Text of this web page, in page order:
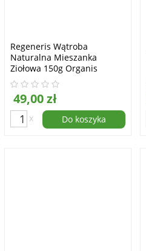
Regeneris Wątroba
Naturalna Mieszanka
Ziołowa 150g Organis
49,00 zł
x Do koszyka